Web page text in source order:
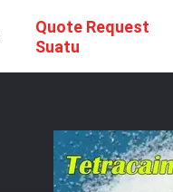
Quote Request
Suatu